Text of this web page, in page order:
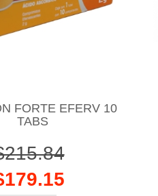
FORTE EFERV 10
TABS